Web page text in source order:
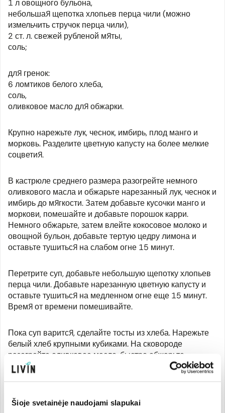
Šioje svetainėje naudojami slapukai
1 л овощного бульона,
небольшая щепотка хлопьев перца чили (можно
измельчить стручок перца чили),
2 ст. л. свежей рубленой мяты,
соль;
для гренок:
6 ломтиков белого хлеба,
соль,
оливковое масло для обжарки.
Крупно нарежьте лук, чеснок, имбирь, плод манго и
морковь. Разделите цветную капусту на более мелкие
соцветия.
В кастрюле среднего размера разогрейте немного
оливкового масла и обжарьте нарезанный лук, чеснок и
имбирь до мягкости. Затем добавьте кусочки манго и
моркови, помешайте и добавьте порошок карри.
Немного обжарьте, затем влейте кокосовое молоко и
овощной бульон, добавьте тертую цедру лимона и
оставьте тушиться на слабом огне 15 минут.
Перетрите суп, добавьте небольшую щепотку хлопьев
перца чили. Добавьте нарезанную цветную капусту и
оставьте тушиться на медленном огне еще 15 минут.
Время от времени помешивайте.
Пока суп варится, сделайте тосты из хлеба. Нарежьте
белый хлеб крупными кубиками. На сковороде
разогрейте оливковое масло, быстро обжарьте
хлебные кубики, посолите по вкусу.
положите горсть хлебных кубиков, измельченную